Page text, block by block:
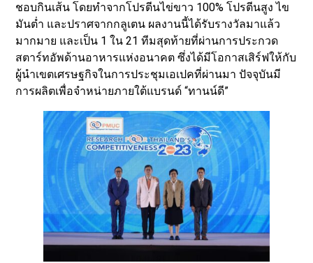
ชอบกินเส้น โดยทำจากโปรตีนไข่ขาว 100% โปรตีนสูง ไข
มันต่ำ และปราศจากกลูเตน ผลงานนี้ได้รับรางวัลมาแล้ว
มากมาย และเป็น 1 ใน 21 ทีมสุดท้ายที่ผ่านการประกวด
สตาร์ทอัพด้านอาหารแห่งอนาคต ซึ่งได้มีโอกาสเสิร์ฟให้กับ
ผู้นำเขตเศรษฐกิจในการประชุมเอเปคที่ผ่านมา ปัจจุบันมี
การผลิตเพื่อจำหน่ายภายใต้แบรนด์ “ทานน์ดี”